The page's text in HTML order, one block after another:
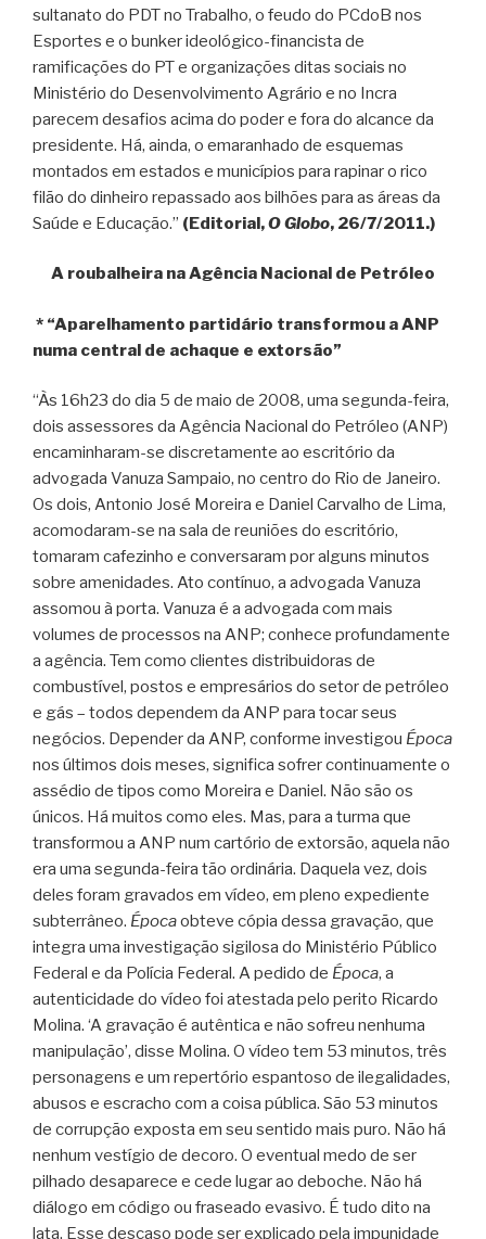
sultanato do PDT no Trabalho, o feudo do PCdoB nos
Esportes e o bunker ideológico-financista de
ramificações do PT e organizações ditas sociais no
Ministério do Desenvolvimento Agrário e no Incra
parecem desafios acima do poder e fora do alcance da
presidente. Há, ainda, o emaranhado de esquemas
montados em estados e municípios para rapinar o rico
filão do dinheiro repassado aos bilhões para as áreas da
Saúde e Educação.” (Editorial,O Globo, 26/7/2011.)
A roubalheira na Agência Nacional de Petróleo
* “Aparelhamento partidário transformou a ANP
numa central de achaque e extorsão”
“Às 16h23 do dia 5 de maio de 2008, uma segunda-feira,
dois assessores da Agência Nacional do Petróleo (ANP)
encaminharam-se discretamente ao escritório da
advogada Vanuza Sampaio, no centro do Rio de Janeiro.
Os dois, Antonio José Moreira e Daniel Carvalho de Lima,
acomodaram-se na sala de reuniões do escritório,
tomaram cafezinho e conversaram por alguns minutos
sobre amenidades. Ato contínuo, a advogada Vanuza
assomou à porta. Vanuza é a advogada com mais
volumes de processos na ANP; conhece profundamente
a agência. Tem como clientes distribuidoras de
combustível, postos e empresários do setor de petróleo
e gás – todos dependem da ANP para tocar seus
negócios. Depender da ANP, conforme investigou Época
nos últimos dois meses, significa sofrer continuamente o
assédio de tipos como Moreira e Daniel. Não são os
únicos. Há muitos como eles. Mas, para a turma que
transformou a ANP num cartório de extorsão, aquela não
era uma segunda-feira tão ordinária. Daquela vez, dois
deles foram gravados em vídeo, em pleno expediente
subterrâneo. Épocaobteve cópia dessa gravação, que
integra uma investigação sigilosa do Ministério Público
Federal e da Polícia Federal. A pedido de Época, a
autenticidade do vídeo foi atestada pelo perito Ricardo
Molina. ‘A gravação é autêntica e não sofreu nenhuma
manipulação’, disse Molina. O vídeo tem 53 minutos, três
personagens e um repertório espantoso de ilegalidades,
abusos e escracho com a coisa pública. São 53 minutos
de corrupção exposta em seu sentido mais puro. Não há
nenhum vestígio de decoro. O eventual medo de ser
pilhado desaparece e cede lugar ao deboche. Não há
diálogo em código ou fraseado evasivo. É tudo dito na
lata. Esse descaso pode ser explicado pela impunidade